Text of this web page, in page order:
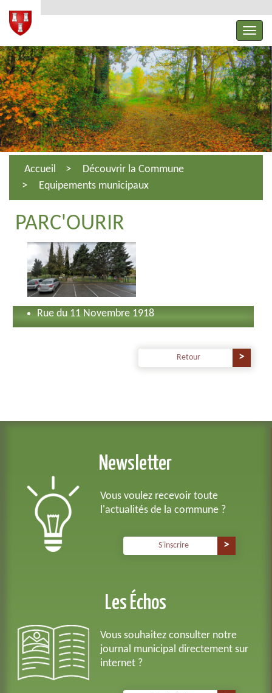
Accueil
Découvrir la Commune
Equipements municipaux
PARC'OURIR
Rue du 11 Novembre 1918
Retour
Newsletter
Vous voulez recevoir toute
l'actualités de la commune ?
S'inscrire
Les Échos
Vous souhaitez consulter notre
journal municipal directement sur
internet ?